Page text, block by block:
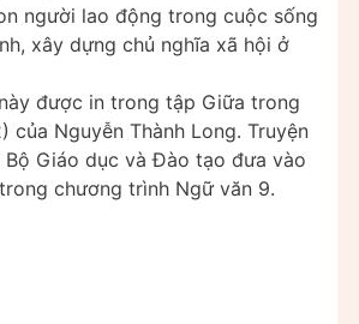
người lao động trong cuộc sống
xây dựng chủ nghĩa xã hội ở
được in trong tập Giữa trong
của Nguyễn Thành Long. Truyện
Bộ Giáo dục và Đào tạo đưa vào
chương trình Ngữ văn 9.